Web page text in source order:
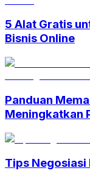
5 Alat Gratis
Bisnis Online
Panduan
Meningkatkan
Tips Negosiasi